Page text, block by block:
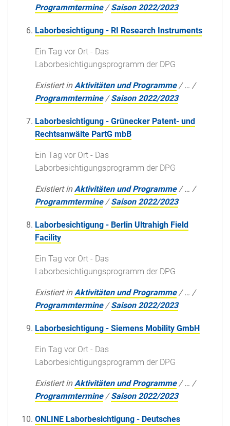
Programmtermine /Saison 2022/2023
Laborbesichtigung - RI Research Instruments
Ein Tag vor Ort - Das
Laborbesichtigungsprogramm der DPG
Existiert in Aktivitäten und Programme /… /
Programmtermine /Saison 2022/2023
Laborbesichtigung - Grünecker Patent- und
Rechtsanwälte PartG mbB
Ein Tag vor Ort - Das
Laborbesichtigungsprogramm der DPG
Existiert in Aktivitäten und Programme /… /
Programmtermine /Saison 2022/2023
Laborbesichtigung - Berlin Ultrahigh Field
Facility
Ein Tag vor Ort - Das
Laborbesichtigungsprogramm der DPG
Existiert in Aktivitäten und Programme /… /
Programmtermine /Saison 2022/2023
Laborbesichtigung - Siemens Mobility GmbH
Ein Tag vor Ort - Das
Laborbesichtigungsprogramm der DPG
Existiert in Aktivitäten und Programme /… /
Programmtermine /Saison 2022/2023
ONLINE Laborbesichtigung - Deutsches